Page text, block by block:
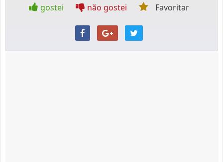
gostei não gostei Favoritar